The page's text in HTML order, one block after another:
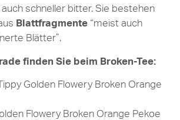
schneller bitter. Sie bestehen
Blattfragmente “meist auch
Blätter”.
finden Sie beim Broken-Tee:
Golden Flowery Broken Orange
Flowery Broken Orange Pekoe